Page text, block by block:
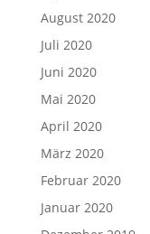
August 2020
Juli 2020
Juni 2020
Mai 2020
April 2020
März 2020
Februar 2020
Januar 2020